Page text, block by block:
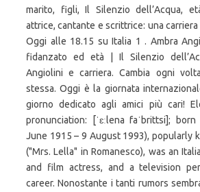
marito, figli, Il Silenzio dell’Acqua,
attrice, cantante e scrittrice: una carriera
Oggi alle 18.15 su Italia 1 . Ambra
fidanzato ed età | Il Silenzio
Angiolini e carriera. Cambia ogni
stessa. Oggi è la giornata
giorno dedicato agli amici più cari!
pronunciation: [ˈɛːlena faˈbrittsi];
June 1915 – 9 August 1993), popularly
("Mrs. Lella" in Romanesco), was an
and film actress, and a television
career. Nonostante i tanti rumors